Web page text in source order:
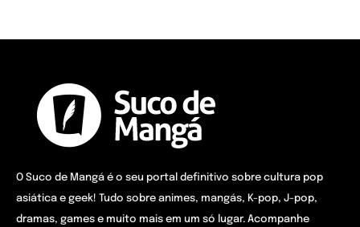
O Suco de Mangá é o seu portal definitivo sobre cultura pop
asiática e geek! Tudo sobre animes, mangás, K-pop, J-pop,
dramas, games e muito mais em um só lugar. Acompanhe